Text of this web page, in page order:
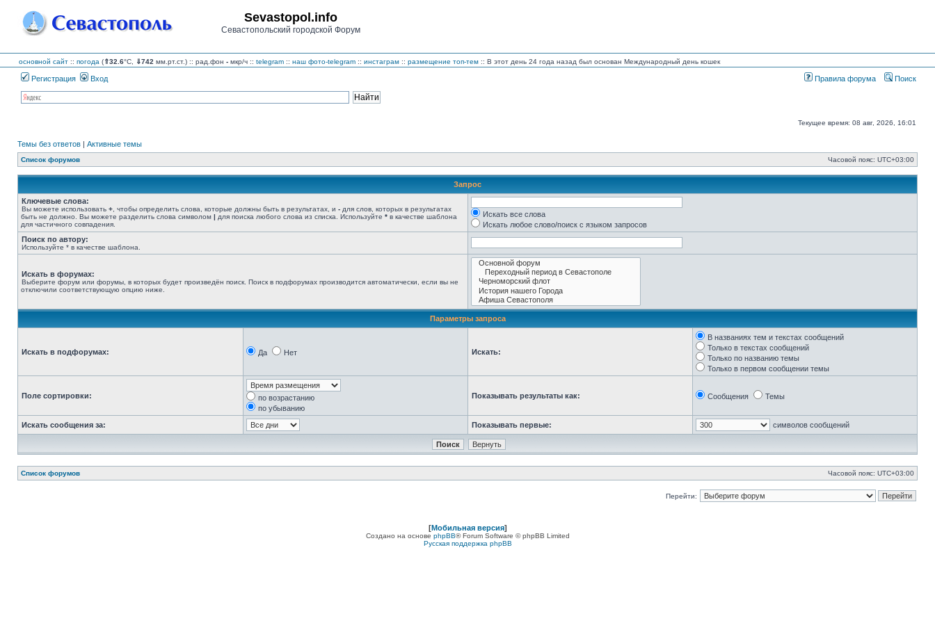
Sevastopol.info
Севастопольский городской Форум
основной сайт :: погода (⇑32.6°C, ⇓742 мм.рт.ст.) :: рад.фон - мкр/ч :: telegram :: наш фото-telegram :: инстаграм :: размещение топ-тем :: В этот день 24 года назад был основан Международный день кошек
Регистрация Вход Правила форума Поиск
Текущее время: 08 авг, 2026, 16:01
Темы без ответов | Активные темы
Список форумов Часовой пояс: UTC+03:00
Запрос
Ключевые слова:
Вы можете использовать + , чтобы определить слова, которые должны быть в результатах, и - для слов, которых в результатах
быть не должно. Вы можете разделить слова символом | для поиска любого слова из списка. Используйте * в качестве шаблона
для частичного совпадения.
Искать все слова
Искать любое слово/поиск с языком запросов
Поиск по автору:
Используйте * в качестве шаблона.
Искать в форумах:
Выберите форум или форумы, в которых будет произведён поиск. Поиск в подфорумах производится автоматически, если вы не
отключили соответствующую опцию ниже.
Параметры запроса
Искать в подфорумах: Да Нет Искать:
В названиях тем и текстах сообщений
Только в текстах сообщений
Только по названию темы
Только в первом сообщении темы
Поле сортировки:
по возрастанию
по убыванию
Показывать результаты как: Сообщения Темы
Искать сообщения за: Показывать первые: символов сообщений
Список форумов Часовой пояс: UTC+03:00
Перейти:
[Мобильная версия]
Создано на основе phpBB® Forum Software © phpBB Limited
Русская поддержка phpBB